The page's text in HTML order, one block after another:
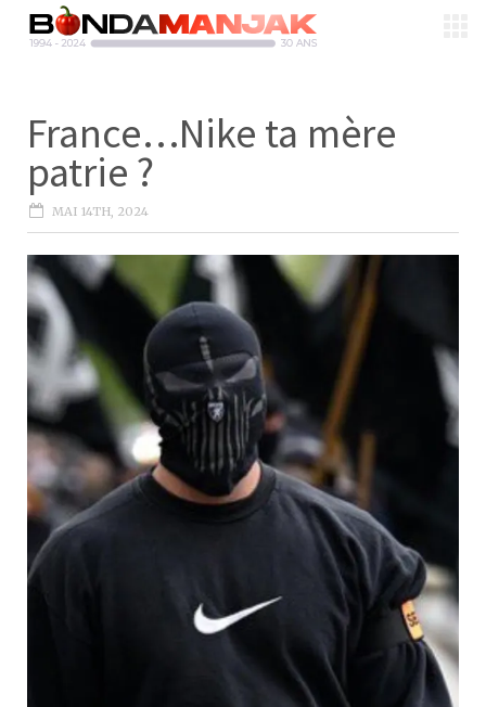
France…Nike ta mère
patrie ?
MAI 14TH, 2024